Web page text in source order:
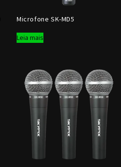
Microfone SK-MD5
Leia mais